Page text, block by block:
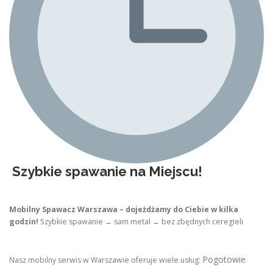
Szybkie spawanie na Miejscu!
Mobilny Spawacz Warszawa – dojeżdżamy do Ciebie w kilka
godzin! Szybkie spawanie → sam metal → bez zbędnych ceregieli
Nasz mobilny serwis w Warszawie oferuje wiele usług: Pogotowie